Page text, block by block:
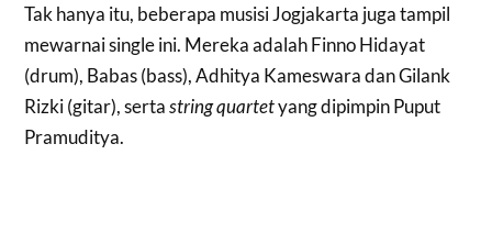
Tak hanya itu, beberapa musisi Jogjakarta juga tampil
mewarnai single ini. Mereka adalah Finno Hidayat
(drum), Babas (bass), Adhitya Kameswara dan Gilank
Rizki (gitar), sertastring quartetyang dipimpin Puput
Pramuditya.